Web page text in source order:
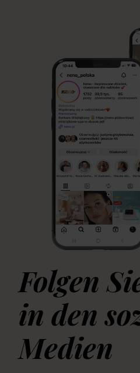
Folgen
in den
Medien